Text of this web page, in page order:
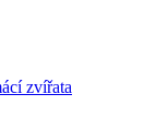
zvířata